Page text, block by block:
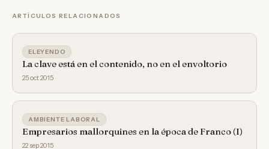
ARTÍCULOS RELACIONADOS
ELEYENDO
La clave está en el contenido, no en el envoltorio
25 oct 2015
AMBIENTE LABORAL
Empresarios mallorquines en la época de Franco (I)
22 sep 2015